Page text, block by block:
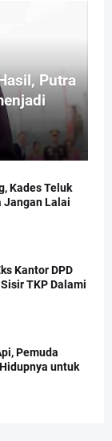
Putra
Kades Teluk
Jangan Lalai
Kantor DPD
TKP Dalami
Pemuda
untuk